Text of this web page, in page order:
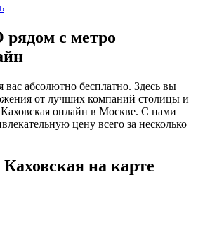
с метро
вас абсолютно бесплатно. Здесь вы
от лучших компаний столицы и
онлайн в Москве. С нами
цену всего за несколько
на карте